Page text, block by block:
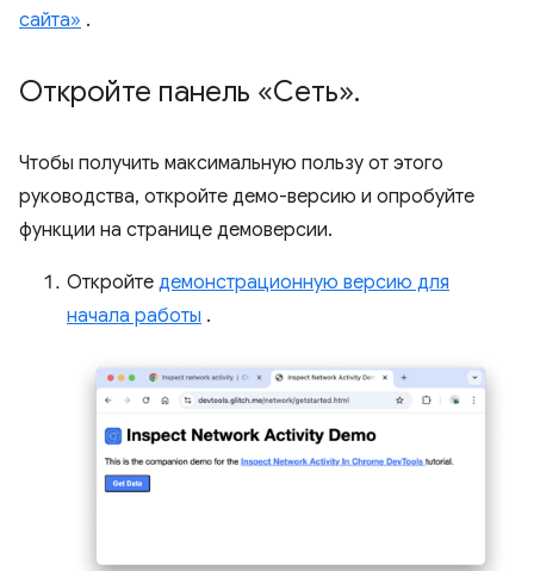
сайта» .
Откройте панель «Сеть».
Чтобы получить максимальную пользу от этого
руководства, откройте демо-версию и опробуйте
функции на странице демоверсии.
Откройте демонстрационную версию для
начала работы .